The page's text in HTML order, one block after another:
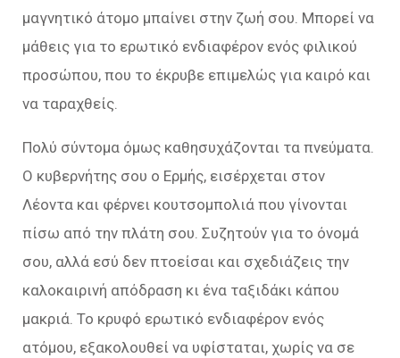
μαγνητικό άτομο μπαίνει στην ζωή σου. Μπορεί να
μάθεις για το ερωτικό ενδιαφέρον ενός φιλικού
προσώπου, που το έκρυβε επιμελώς για καιρό και
να ταραχθείς.
Πολύ σύντομα όμως καθησυχάζονται τα πνεύματα.
Ο κυβερνήτης σου ο Ερμής, εισέρχεται στον
Λέοντα και φέρνει κουτσομπολιά που γίνονται
πίσω από την πλάτη σου. Συζητούν για το όνομά
σου, αλλά εσύ δεν πτοείσαι και σχεδιάζεις την
καλοκαιρινή απόδραση κι ένα ταξιδάκι κάπου
μακριά. Το κρυφό ερωτικό ενδιαφέρον ενός
ατόμου, εξακολουθεί να υφίσταται, χωρίς να σε